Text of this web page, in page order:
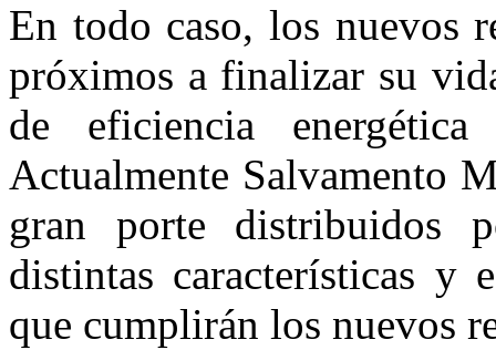
En todo caso, los nuevos
próximos a finalizar su
de eficiencia
Actualmente Salvamento
gran porte distribuidos
distintas características y
que cumplirán los nuevos